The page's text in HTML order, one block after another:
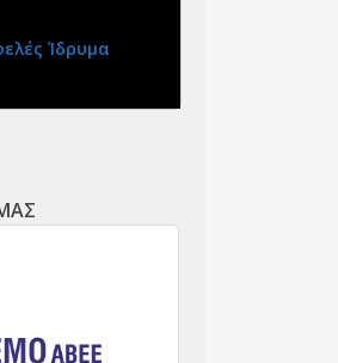
Ίδρυμα